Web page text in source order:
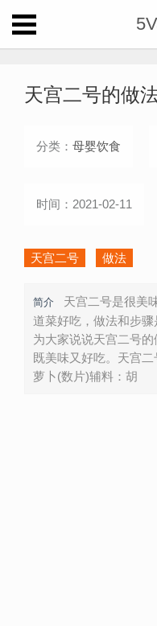
天宫二号的做
分类： 母婴饮食
时间：2021-02-11
天宫二号 做法
简介
天宫二号是很美
道菜好吃，做法和步
为大家说说天宫二号
既美味又好吃。天宫
萝卜(数片)辅料：胡